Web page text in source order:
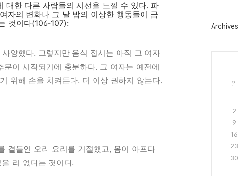
대한 다른 사람들의 시선을 느낄 수 있다. 파
자의 변화나 그 날 밤의 이상한 행동들이 금
것이다(106-107):
양했다. 그렇지만 음식 접시는 아직 그 여자
이 시작되기에 충분하다. 그 여자는 예전에
위해 손을 치켜든다. 더 이상 권하지 않는다.
곁들인 오리 요리를 거절했고, 몸이 아프다
리 없다는 것이다.
그
Archives
일
2
9
16
23
30